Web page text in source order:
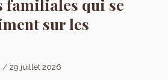
familiales qui se
sur les
29 juillet 2026